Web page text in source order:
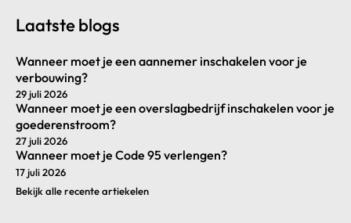
Laatste blogs
Wanneer moet je een aannemer inschakelen voor je
verbouwing?
29 juli 2026
Wanneer moet je een overslagbedrijf inschakelen voor je
goederenstroom?
27 juli 2026
Wanneer moet je Code 95 verlengen?
17 juli 2026
Bekijk alle recente artiekelen